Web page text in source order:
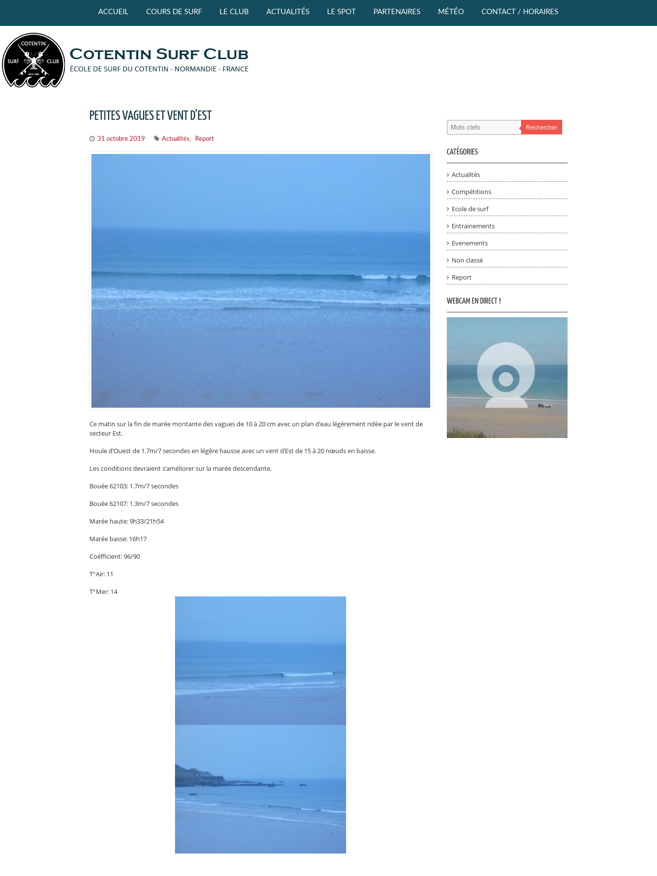
ACCUEIL COURS DE SURF LE CLUB ACTUALITÉS LE SPOT PARTENAIRES MÉTÉO CONTACT / HORAIRES
PETITES VAGUES ET VENT D’EST
31 octobre 2019 Actualités Report
Ce matin sur la fin de marée montante des vagues de 10 à 20 cm avec un plan d’eau légèrement ridée par le vent de
secteur Est.
Houle d’Ouest de 1.7m/7 secondes en légère hausse avec un vent d’Est de 15 à 20 nœuds en baisse.
Les conditions devraient s’améliorer sur la marée descendante.
Bouée 62103: 1.7m/7 secondes
Bouée 62107: 1.3m/7 secondes
Marée haute: 9h33/21h54
Marée basse: 16h17
Coéfficient: 96/90
T°Air: 11
T°Mer: 14
Rechercher
CATÉGORIES
Actualités
Compétitions
Ecole de surf
Entrainements
Evenements
Non classé
Report
WEBCAM EN DIRECT !